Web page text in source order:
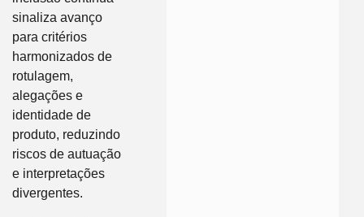
sinaliza avanço
para critérios
harmonizados de
rotulagem,
alegações e
identidade de
produto, reduzindo
riscos de autuação
e interpretações
divergentes.